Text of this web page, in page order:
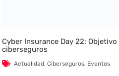
Cyber Insurance Day 22:
ciberseguros
Actualidad,Ciberseguros, Eventos